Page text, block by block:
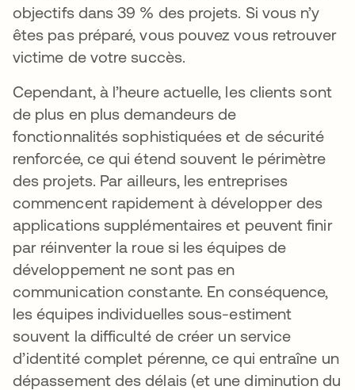
objectifs dans 39 % des projets. Si vous n’y
êtes pas préparé, vous pouvez vous retrouver
victime de votre succès.
Cependant, à l’heure actuelle, les clients sont
de plus en plus demandeurs de
fonctionnalités sophistiquées et de sécurité
renforcée, ce qui étend souvent le périmètre
des projets. Par ailleurs, les entreprises
commencent rapidement à développer des
applications supplémentaires et peuvent finir
par réinventer la roue si les équipes de
développement ne sont pas en
communication constante. En conséquence,
les équipes individuelles sous-estiment
souvent la difficulté de créer un service
d’identité complet pérenne, ce qui entraîne un
dépassement des délais (et une diminution du